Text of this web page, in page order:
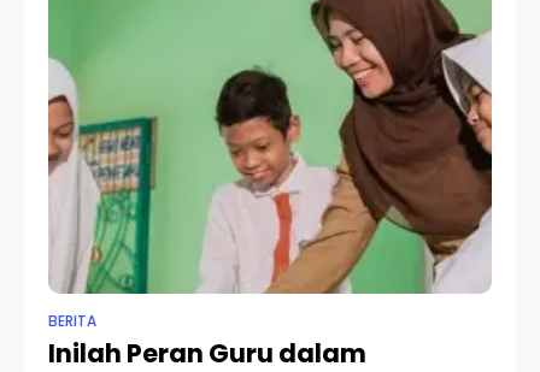
BERITA
Inilah Peran Guru dalam